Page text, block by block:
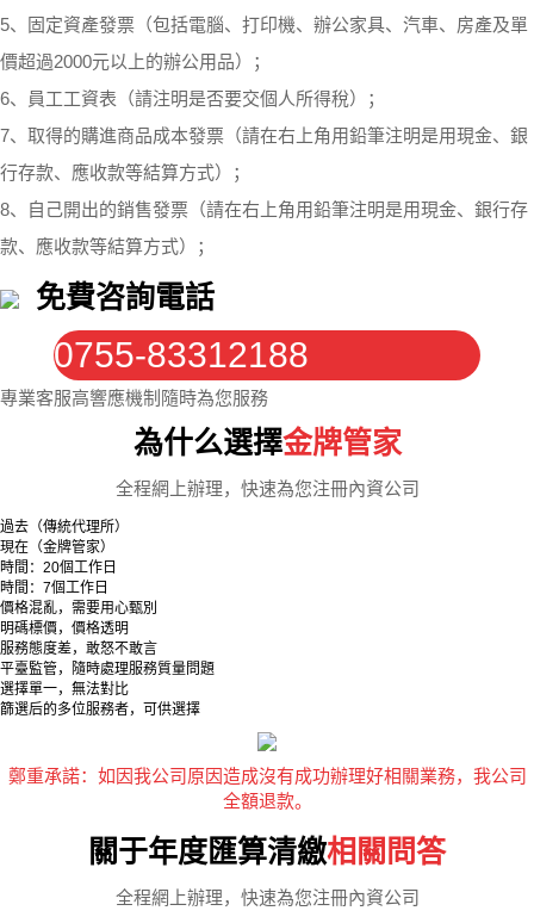
5、固定資產發票（包括電腦、打印機、辦公家具、汽車、房產及單
價超過2000元以上的辦公用品）；
6、員工工資表（請注明是否要交個人所得稅）；
7、取得的購進商品成本發票（請在右上角用鉛筆注明是用現金、銀
行存款、應收款等結算方式）；
8、自己開出的銷售發票（請在右上角用鉛筆注明是用現金、銀行存
款、應收款等結算方式）；
免費咨詢電話
0755-83312188
專業客服高響應機制隨時為您服務
為什么選擇金牌管家
全程網上辦理，快速為您注冊內資公司
過去（傳統代理所）
現在（金牌管家）
時間：20個工作日
時間：7個工作日
價格混亂，需要用心甄別
明碼標價，價格透明
服務態度差，敢怒不敢言
平臺監管，隨時處理服務質量問題
選擇單一，無法對比
篩選后的多位服務者，可供選擇
鄭重承諾：如因我公司原因造成沒有成功辦理好相關業務，我公司
全額退款。
關于年度匯算清繳相關問答
全程網上辦理，快速為您注冊內資公司